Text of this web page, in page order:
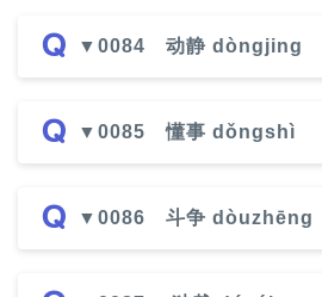
▼0084 动静 dòngjing
▼0085 懂事 dǒngshì
▼0086 斗争 dòuzhēng